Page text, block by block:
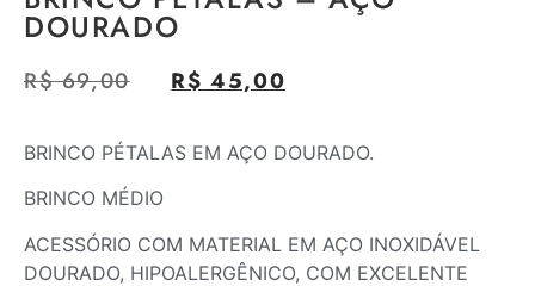
DOURADO
R$69,00 R$ 45,00
BRINCO PÉTALAS EM AÇO DOURADO.
BRINCO MÉDIO
ACESSÓRIO COM MATERIAL EM AÇO INOXIDÁVEL
DOURADO, HIPOALERGÊNICO, COM EXCELENTE